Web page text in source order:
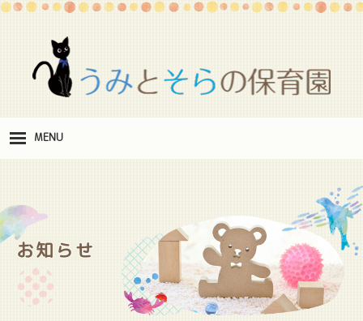
MENU
職
施 設紹介
お知らせ